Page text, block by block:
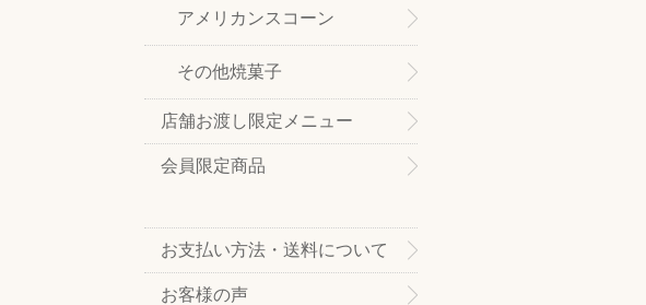
アメリカンスコーン
その他焼菓子
店舗お渡し限定メニュー
会員限定商品
お支払い方法・送料について
お客様の声